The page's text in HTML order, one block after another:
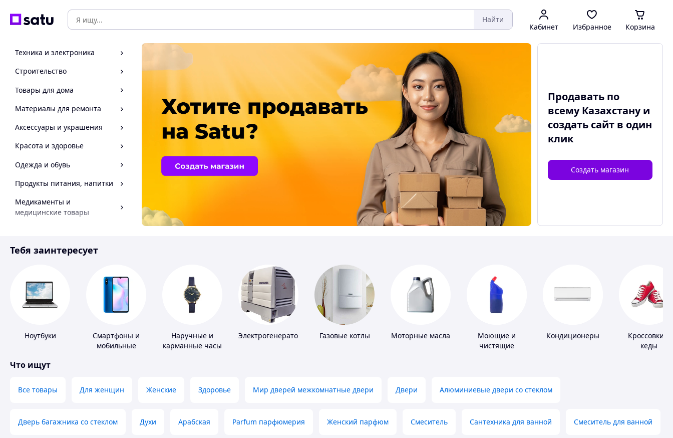
Найти
Кабинет Избранное Корзина
Техника и электроника
Строительство
Товары для дома
Материалы для ремонта
Аксессуары и украшения
Красота и здоровье
Одежда и обувь
Продукты питания, напитки
Медикаменты и
медицинские товары
Инструмент
Продавать по
всему Казахстану и
создать сайтв один
клик
Создать магазин
Тебя заинтересует
Ноутбуки
Смартфоны и
мобильные
Наручные и
карманные часы
Электрогенераторы Газовые котлы Моторные масла
Моющие и
чистящие
Кондиционеры
Кроссовки и
кеды
Что ищут
Все товары Для женщин Женские Здоровье Мир дверей межкомнатные двери Двери Алюминиевые двери со стеклом
Дверь багажника со стеклом Духи Арабская Parfum парфюмерия Женский парфюм Смеситель Сантехника для ванной Смеситель для ванной